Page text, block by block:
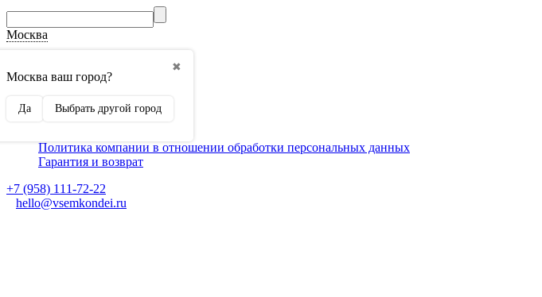
Москва
✖
Москва ваш город?
Да Выбрать другой город
Способы оплаты
Монтаж кондиционеров
Для партнеров
Политика компании в отношении обработки персональных данных
Гарантия и возврат
+7 (958) 111-72-22
hello@vsemkondei.ru